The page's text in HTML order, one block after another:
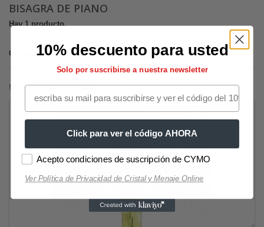
BISAGRA DE PIANO
Hay 1 producto.
Ordenar por
Mostrando 1 - 1 de 1 item
10% descuento para usted
Solo por suscribirse a nuestra newsletter
Click para ver el código AHORA
Acepto condiciones de suscripción de CYMO
Ver Política de Privacidad de Cristal y Menaje Online